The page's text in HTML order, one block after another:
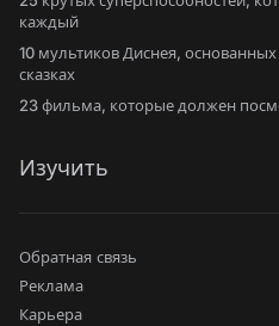
каждый
10 мультиков Диснея,
сказках
23 фильма, которые должен
Изучить
Обратная связь
Реклама
Карьера